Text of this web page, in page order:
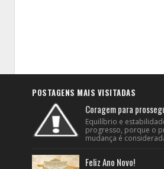
POSTAGENS MAIS VISITADAS
Coragem para
Equilíbrio e
progresso, porque o
mudança é
Feliz Ano Novo!